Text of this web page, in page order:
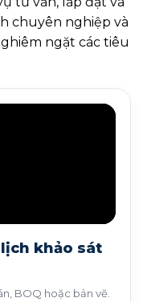
chuyên nghiệp và
ngặt các tiêu
khảo sát
BOQ hoặc bản vẽ.